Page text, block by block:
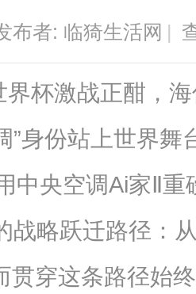
布者: 临猗生活网 |
界杯激战正酣，
”身份站上世界
中央空调Ai家Ⅱ
战略跃迁路径：
贯穿这条路径始